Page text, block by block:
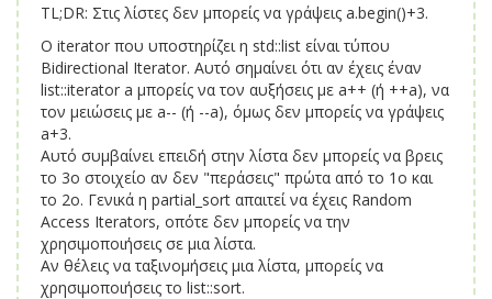
TL;DR: Στις λίστες δεν μπορείς να γράψεις a.begin()+3.
Ο iterator που υποστηρίζει η std::list είναι τύπου
Bidirectional Iterator. Αυτό σημαίνει ότι αν έχεις έναν
list::iterator a μπορείς να τον αυξήσεις με a++ (ή ++a), να
τον μειώσεις με a-- (ή --a), όμως δεν μπορείς να γράψεις
a+3.
Αυτό συμβαίνει επειδή στην λίστα δεν μπορείς να βρεις
το 3ο στοιχείο αν δεν "περάσεις" πρώτα από το 1ο και
το 2ο. Γενικά η partial_sort απαιτεί να έχεις Random
Access Iterators, οπότε δεν μπορείς να την
χρησιμοποιήσεις σε μια λίστα.
Αν θέλεις να ταξινομήσεις μια λίστα, μπορείς να
χρησιμοποιήσεις το list::sort.